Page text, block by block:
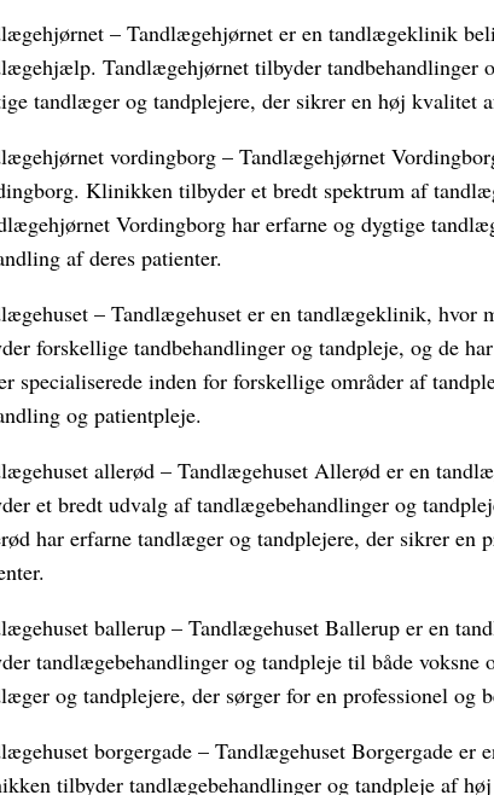
– Tandlægehjørnet er en tandlægeklinik
Tandlægehjørnet tilbyder tandbehandlinger
tandlæger og tandplejere, der sikrer en høj kvalitet
vordingborg – Tandlægehjørnet
Klinikken tilbyder et bredt spektrum af
Vordingborg har erfarne og dygtige
af deres patienter.
– Tandlægehuset er en tandlægeklinik,
forskellige tandbehandlinger og tandpleje, og de
specialiserede inden for forskellige områder af
og patientpleje.
allerød – Tandlægehuset Allerød er en
et bredt udvalg af tandlægebehandlinger og
har erfarne tandlæger og tandplejere, der sikrer en
ballerup – Tandlægehuset Ballerup er en
tandlægebehandlinger og tandpleje til både voksne
og tandplejere, der sørger for en professionel og
borgergade – Tandlægehuset Borgergade
tilbyder tandlægebehandlinger og tandpleje af